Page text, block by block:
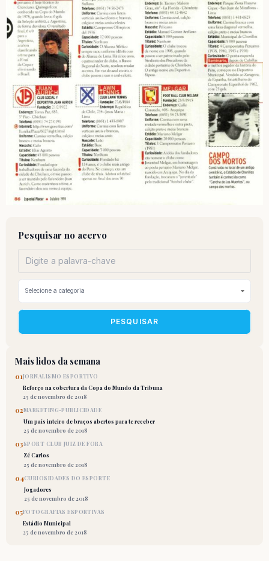
Pesquisar no acervo
PESQUISAR
Mais lidos da semana
01JORNALISMO ESPORTIVO
Reforço na cobertura da Copa do Mundo da Tribuna
25 de novembro de 2018
02MARKETING-PUBLICIDADE
Um país inteiro de braços abertos para te receber
25 de novembro de 2018
03SPORT CLUB JUIZ DE FORA
Zé Carlos
25 de novembro de 2018
04CURIOSIDADES DO ESPORTE
Jogadores
25 de novembro de 2018
05FOTOGRAFIAS ESPORTIVAS
Estádio Municipal
25 de novembro de 2018